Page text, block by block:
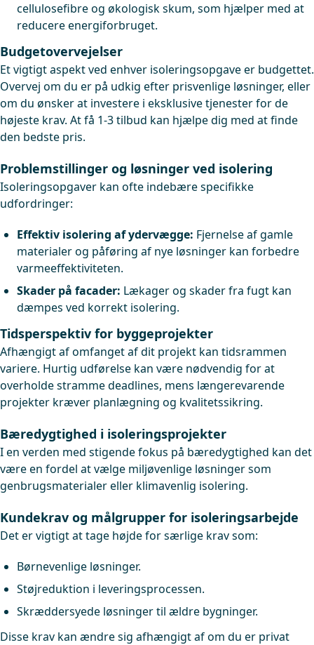
cellulosefibre og økologisk skum, som hjælper med at
reducere energiforbruget.
Budgetovervejelser
Et vigtigt aspekt ved enhver isoleringsopgave er budgettet.
Overvej om du er på udkig efter prisvenlige løsninger, eller
om du ønsker at investere i eksklusive tjenester for de
højeste krav. At få 1-3 tilbud kan hjælpe dig med at finde
den bedste pris.
Problemstillinger og løsninger ved isolering
Isoleringsopgaver kan ofte indebære specifikke
udfordringer:
Effektiv isolering af ydervægge: Fjernelse af gamle
materialer og påføring af nye løsninger kan forbedre
varmeeffektiviteten.
Skader på facader: Lækager og skader fra fugt kan
dæmpes ved korrekt isolering.
Tidsperspektiv for byggeprojekter
Afhængigt af omfanget af dit projekt kan tidsrammen
variere. Hurtig udførelse kan være nødvendig for at
overholde stramme deadlines, mens længerevarende
projekter kræver planlægning og kvalitetssikring.
Bæredygtighed i isoleringsprojekter
I en verden med stigende fokus på bæredygtighed kan det
være en fordel at vælge miljøvenlige løsninger som
genbrugsmaterialer eller klimavenlig isolering.
Kundekrav og målgrupper for isoleringsarbejde
Det er vigtigt at tage højde for særlige krav som:
Børnevenlige løsninger.
Støjreduktion i leveringsprocessen.
Skræddersyede løsninger til ældre bygninger.
Disse krav kan ændre sig afhængigt af om du er privat